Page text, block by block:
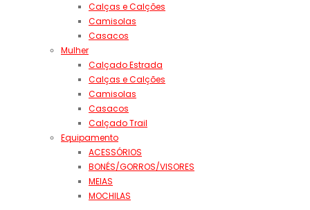
Calças e Calções
Camisolas
Casacos
Mulher
Calçado Estrada
Calças e Calções
Camisolas
Casacos
Calçado Trail
Equipamento
ACESSÓRIOS
BONÉS/GORROS/VISORES
MEIAS
MOCHILAS